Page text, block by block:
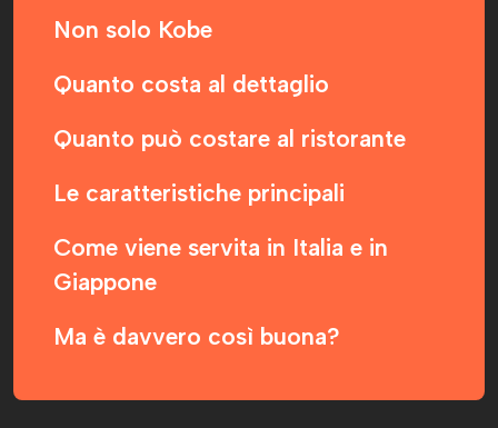
Non solo Kobe
Quanto costa al dettaglio
Quanto può costare al ristorante
Le caratteristiche principali
Come viene servita in Italia e in
Giappone
Ma è davvero così buona?